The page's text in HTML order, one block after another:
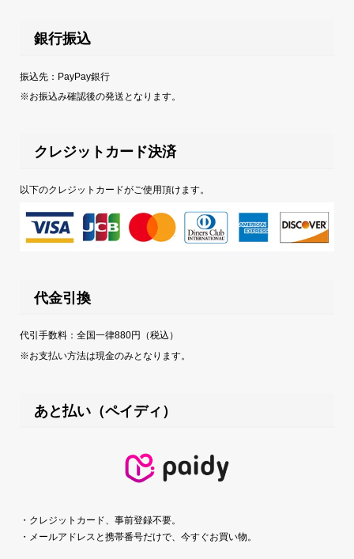
銀行振込
振込先：PayPay銀行
※お振込み確認後の発送となります。
クレジットカード決済
以下のクレジットカードがご使用頂けます。
代金引換
代引手数料：全国一律880円（税込）
※お支払い方法は現金のみとなります。
あと払い（ペイディ）
・クレジットカード、事前登録不要。
・メールアドレスと携帯番号だけで、今すぐお買い物。